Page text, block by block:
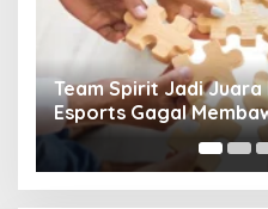
Union Saint-Gilloise vs
Persaingan Sengit di